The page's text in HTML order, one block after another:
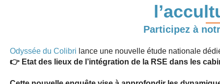
Participez à
Odyssée du Colibri lance une nouvelle étude nationale
👉 Etat des lieux de l’intégration de la RSE dans les